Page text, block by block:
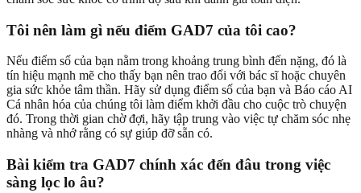
Tôi nên làm gì nếu điểm GAD7 của tôi cao?
Nếu điểm số của bạn nằm trong khoảng trung bình đến nặng, đó là
tín hiệu mạnh mẽ cho thấy bạn nên trao đổi với bác sĩ hoặc chuyên
gia sức khỏe tâm thần. Hãy sử dụng điểm số của bạn và Báo cáo AI
Cá nhân hóa của chúng tôi làm điểm khởi đầu cho cuộc trò chuyện
đó. Trong thời gian chờ đợi, hãy tập trung vào việc tự chăm sóc nhẹ
nhàng và nhớ rằng có sự giúp đỡ sẵn có.
Bài kiểm tra GAD7 chính xác đến đâu trong việc
sàng lọc lo âu?